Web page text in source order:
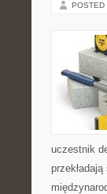
POSTED
uczestnik